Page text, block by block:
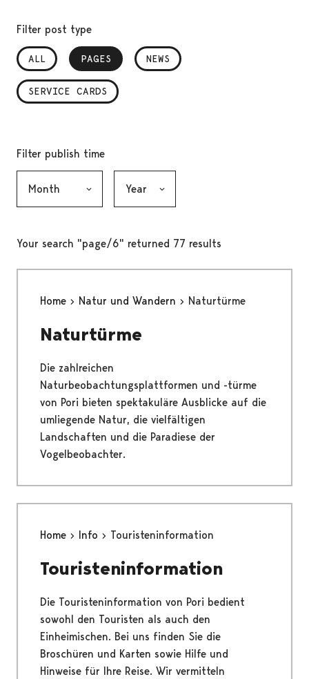
Filter post type
ALL PAGES
, SELECTED NEWS
SERVICE CARDS
Filter publish time
Your search "page/6" returned 77 results
Home Natur und Wandern Naturtürme
Naturtürme
Die zahlreichen
Naturbeobachtungsplattformen und -türme
von Pori bieten spektakuläre Ausblicke auf die
umliegende Natur, die vielfältigen
Landschaften und die Paradiese der
Vogelbeobachter.
Home Info Touristeninformation
Touristeninformation
Die Touristeninformation von Pori bedient
sowohl den Touristen als auch den
Einheimischen. Bei uns finden Sie die
Broschüren und Karten sowie Hilfe und
Hinweise für Ihre Reise. Wir vermitteln